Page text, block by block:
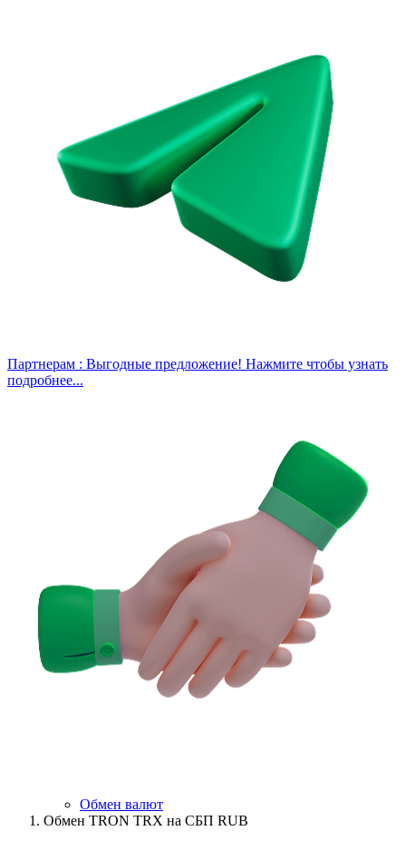
Партнерам : Выгодные предложение! Нажмите чтобы узнать
подробнее...
Обмен валют
Обмен TRON TRX на СБП RUB